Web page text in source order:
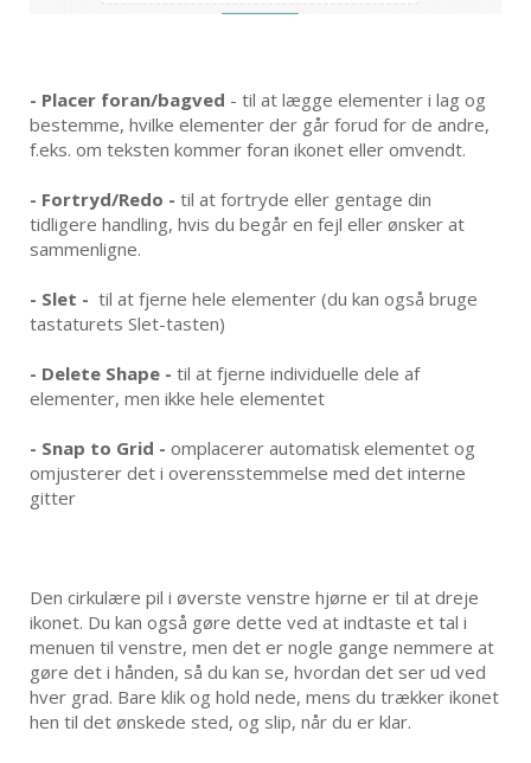
- Placer foran/bagved - til at lægge elementer i lag og
bestemme, hvilke elementer der går forud for de andre,
f.eks. om teksten kommer foran ikonet eller omvendt.
- Fortryd/Redo - til at fortryde eller gentage din
tidligere handling, hvis du begår en fejl eller ønsker at
sammenligne.
- Slet - til at fjerne hele elementer (du kan også bruge
tastaturets Slet-tasten)
- Delete Shape - til at fjerne individuelle dele af
elementer, men ikke hele elementet
- Snap to Grid - omplacerer automatisk elementet og
omjusterer det i overensstemmelse med det interne
gitter
Den cirkulære pil i øverste venstre hjørne er til at dreje
ikonet. Du kan også gøre dette ved at indtaste et tal i
menuen til venstre, men det er nogle gange nemmere at
gøre det i hånden, så du kan se, hvordan det ser ud ved
hver grad. Bare klik og hold nede, mens du trækker ikonet
hen til det ønskede sted, og slip, når du er klar.